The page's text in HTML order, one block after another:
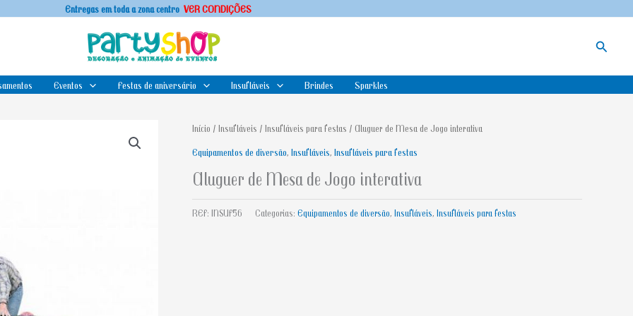
Entregas em toda a zona centro VER CONDIÇÕES
Search
Eventos Festas de aniversário Insufláveis Brindes Sparkles
Início / Insufláveis / Insufláveis para festas / Aluguer de Mesa de Jogo interativa
Equipamentos de diversão, Insufláveis, Insufláveis para festas
Aluguer de Mesa de Jogo interativa
REF: INSUF56 Categorias: Equipamentos de diversão, Insufláveis, Insufláveis para festas